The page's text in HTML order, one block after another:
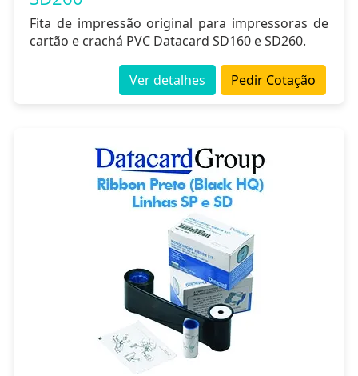
Fita de impressão original para impressoras de
cartão e crachá PVC Datacard SD160 e SD260.
Pedir Cotação
Ver detalhes